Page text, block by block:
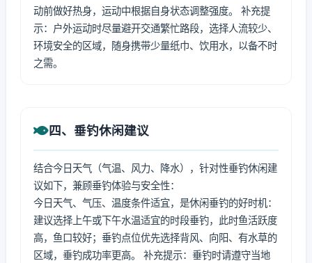
动前做好热身，运动中根据自身状态调整强度。 补充提
示：户外运动时尽量避开交通繁忙路段，选择人流较少、
环境安全的区域，随身携带少量纸巾、饮用水，以备不时
之需。
四、垂钓休闲建议
结合今日天气（气温、风力、降水），针对性垂钓休闲建
议如下，兼顾垂钓体验与安全性：
今日天气、气压、温度条件适宜，是休闲垂钓的好时机：
建议选择上午或下午水温适宜的时段垂钓，此时鱼活跃度
高，鱼口较好；垂钓点位优先选择背风、向阳、有水草的
区域，垂钓成功率更高。 补充提示：垂钓时请遵守当地